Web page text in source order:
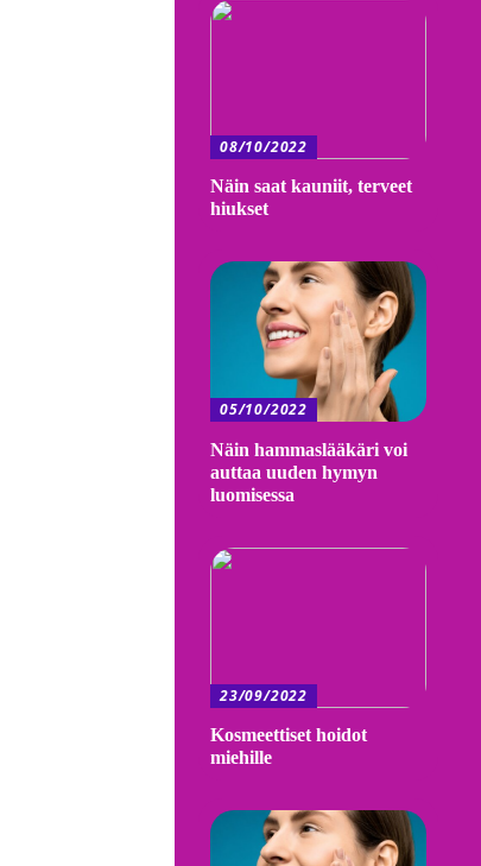
08/10/2022
Näin saat kauniit, terveet
hiukset
05/10/2022
Näin hammaslääkäri voi
auttaa uuden hymyn
luomisessa
23/09/2022
Kosmeettiset hoidot
miehille